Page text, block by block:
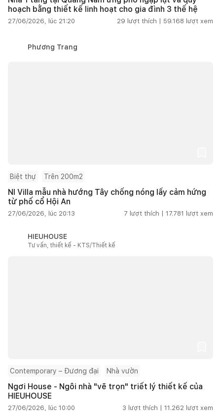
hoạch bằng thiết kế linh hoạt cho gia đình 3 thế hệ
27/06/2026, lúc 21:20 29 lượt thích | 59.168 lượt xem
Phương Trang
Biệt thự Trên 200m2
NI Villa mẫu nhà hướng Tây chống nóng lấy cảm hứng
từ phố cổ Hội An
27/06/2026, lúc 20:13 7 lượt thích | 17.781 lượt xem
HIEUHOUSE
Tư vấn, thiết kế - KTS/Thiết kế
Contemporary – Đương đại Nhà vườn
Ngơi House - Ngôi nhà "vẽ trọn" triết lý thiết kế của
HIEUHOUSE
27/06/2026, lúc 10:00 3 lượt thích | 11.262 lượt xem